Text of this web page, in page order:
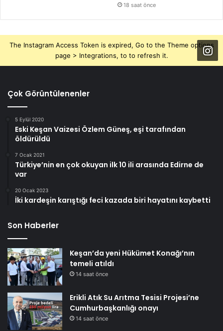
18 saat önce
The Instagram Access Token is expired, Go to the Theme options
page > Integrations, to to refresh it.
Çok Görüntülenenler
5 Eylül 2020
Eski Keşan Vaizesi Özlem Güneş, eşi tarafından
öldürüldü
7 Ocak 2021
Türkiye’nin en çok okuyan ilk 10 ili arasında Edirne de
var
20 Ocak 2023
İki kardeşin karıştığı feci kazada biri hayatını kaybetti
Son Haberler
Keşan’da yeni Hükümet Konağı’nın
temeli atıldı
14 saat önce
Erikli Atık Su Arıtma Tesisi Projesi’ne
Cumhurbaşkanlığı onayı
14 saat önce